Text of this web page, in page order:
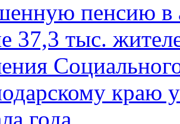
пенсию в
37,3 тыс.
краю
года